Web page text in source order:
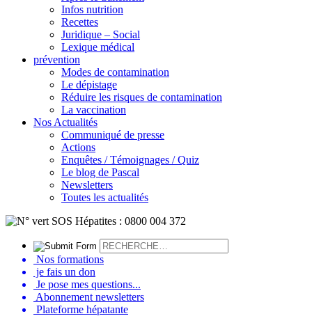
Infos nutrition
Recettes
Juridique – Social
Lexique médical
prévention
Modes de contamination
Le dépistage
Réduire les risques de contamination
La vaccination
Nos Actualités
Communiqué de presse
Actions
Enquêtes / Témoignages / Quiz
Le blog de Pascal
Newsletters
Toutes les actualités
Nos formations
je fais un don
Je pose mes questions...
Abonnement newsletters
Plateforme hépatante